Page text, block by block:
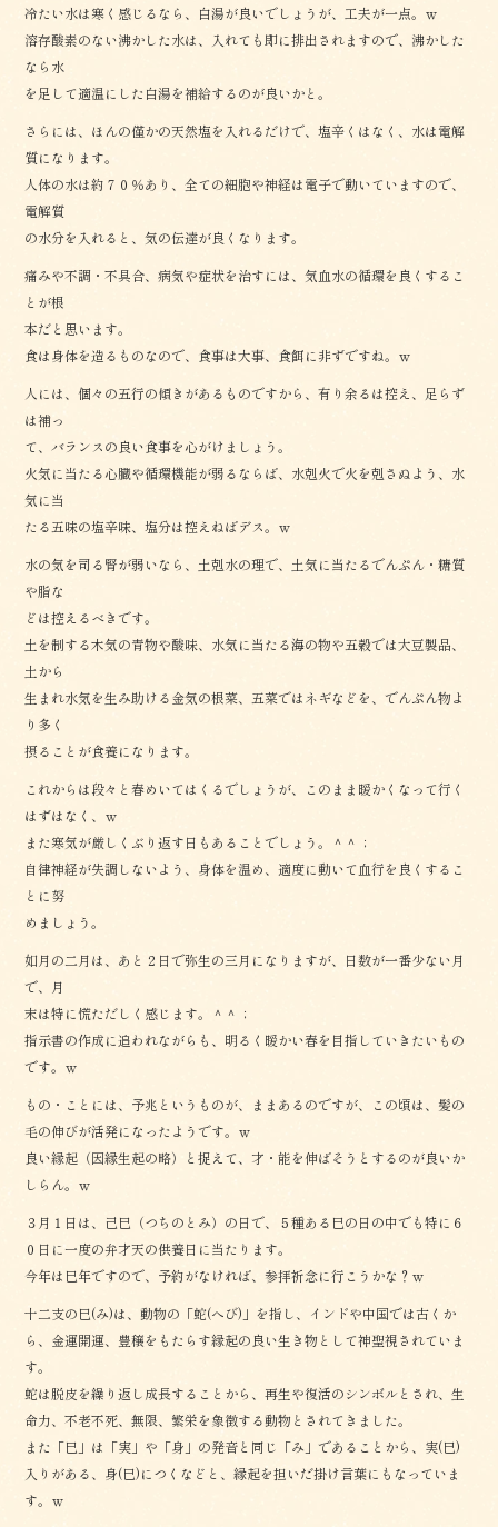
冷たい水は寒く感じるなら、白湯が良いでしょうが、工夫が一点。ｗ
溶存酸素のない沸かした水は、入れても即に排出されますので、沸かした
なら水
を足して適温にした白湯を補給するのが良いかと。
さらには、ほんの僅かの天然塩を入れるだけで、塩辛くはなく、水は電解
質になります。
人体の水は約７０％あり、全ての細胞や神経は電子で動いていますので、
電解質
の水分を入れると、気の伝達が良くなります。
痛みや不調・不具合、病気や症状を治すには、気血水の循環を良くするこ
とが根
本だと思います。
食は身体を造るものなので、食事は大事、食餌に非ずですね。ｗ
人には、個々の五行の傾きがあるものですから、有り余るは控え、足らず
は補っ
て、バランスの良い食事を心がけましょう。
火気に当たる心臓や循環機能が弱るならば、水剋火で火を剋さぬよう、水
気に当
たる五味の塩辛味、塩分は控えねばデス。ｗ
水の気を司る腎が弱いなら、土剋水の理で、土気に当たるでんぷん・糖質
や脂な
どは控えるべきです。
土を制する木気の青物や酸味、水気に当たる海の物や五穀では大豆製品、
土から
生まれ水気を生み助ける金気の根菜、五菜ではネギなどを、でんぷん物よ
り多く
摂ることが食養になります。
これからは段々と春めいてはくるでしょうが、このまま暖かくなって行く
はずはなく、ｗ
また寒気が厳しくぶり返す日もあることでしょう。＾＾；
自律神経が失調しないよう、身体を温め、適度に動いて血行を良くするこ
とに努
めましょう。
如月の二月は、あと２日で弥生の三月になりますが、日数が一番少ない月
で、月
末は特に慌ただしく感じます。＾＾；
指示書の作成に追われながらも、明るく暖かい春を目指していきたいもの
です。ｗ
もの・ことには、予兆というものが、ままあるのですが、この頃は、髪の
毛の伸びが活発になったようです。ｗ
良い縁起（因縁生起の略）と捉えて、才・能を伸ばそうとするのが良いか
しらん。ｗ
３月１日は、己巳（つちのとみ）の日で、５種ある巳の日の中でも特に６
０日に一度の弁才天の供養日に当たります。
今年は巳年ですので、予約がなければ、参拝祈念に行こうかな？ｗ
十二支の巳(み)は、動物の「蛇(へび)」を指し、インドや中国では古くか
ら、金運開運、豊穣をもたらす縁起の良い生き物として神聖視されていま
す。
蛇は脱皮を繰り返し成長することから、再生や復活のシンボルとされ、生
命力、不老不死、無限、繁栄を象徴する動物とされてきました。
また「巳」は「実」や「身」の発音と同じ「み」であることから、実(巳)
入りがある、身(巳)につくなどと、縁起を担いだ掛け言葉にもなっていま
す。ｗ